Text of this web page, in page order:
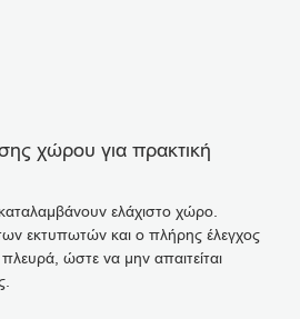
χώρου για πρακτική
ελάχιστο χώρο.
εκτυπωτών και ο πλήρης έλεγχος
ώστε να μην απαιτείται